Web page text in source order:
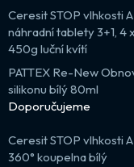
Ceresit STOP vlhkosti
náhradní tablety 3+1, 4 x
450g luční kvítí
PATTEX Re-New
silikonu bílý 80ml
Doporučujeme
Ceresit STOP vlhkosti
360° koupelna bílý